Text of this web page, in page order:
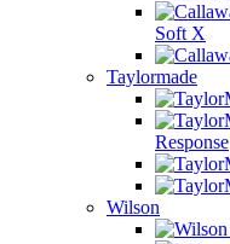
Soft X
Taylormade
Response
Wilson